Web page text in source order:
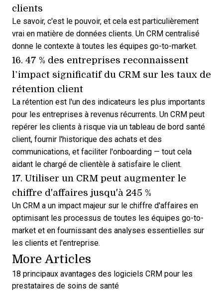
clients
Le savoir, c'est le pouvoir, et cela est particulièrement
vrai en matière de données clients. Un CRM centralisé
donne le contexte à toutes les équipes go-to-market.
16. 47 % des entreprises reconnaissent
l’impact significatif du CRM sur les taux de
rétention client
La rétention est l'un des indicateurs les plus importants
pour les entreprises à revenus récurrents. Un CRM peut
repérer les clients à risque via un tableau de bord santé
client, fournir l'historique des achats et des
communications, et faciliter l'onboarding — tout cela
aidant le chargé de clientèle à satisfaire le client.
17. Utiliser un CRM peut augmenter le
chiffre d'affaires jusqu'à 245 %
Un CRM a un impact majeur sur le chiffre d'affaires en
optimisant les processus de toutes les équipes go-to-
market et en fournissant des analyses essentielles sur
les clients et l'entreprise.
More Articles
18 principaux avantages des logiciels CRM pour les
prestataires de soins de santé